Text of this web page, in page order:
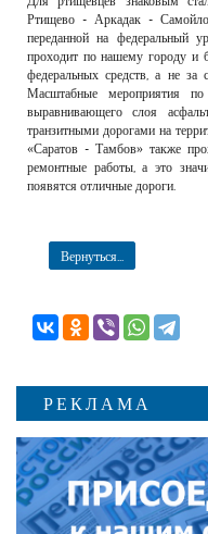
Ртищево - Аркадак -
переданной на федеральный
проходит по нашему городу и
федеральных средств, а не за
Масштабные мероприятия по
выравнивающего слоя
транзитными дорогами на
«Саратов - Тамбов» также
ремонтные работы, а это
появятся отличные дороги.
Вернуться...
РЕКЛАМА